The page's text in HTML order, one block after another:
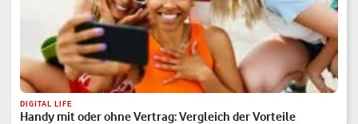
DIGITAL LIFE
Handy mit oder ohne Vertrag: Vergleich der Vorteile